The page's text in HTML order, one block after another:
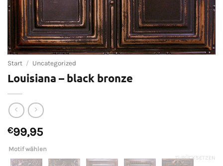
Start / Uncategorized
Louisiana – black bronze
€99,95
Motif wählen
ZURÜCKSETZEN